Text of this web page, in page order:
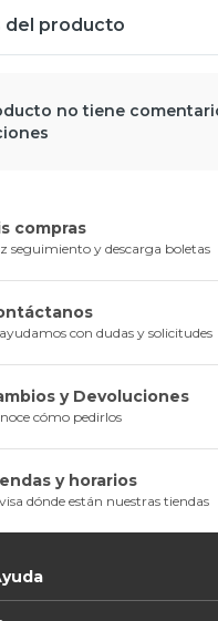
del producto
no tiene
compras
seguimiento y descarga boletas
con dudas y solicitudes
y Devoluciones
cómo pedirlos
y horarios
dónde están nuestras tiendas